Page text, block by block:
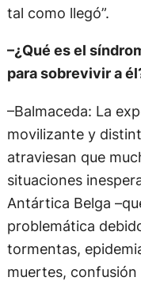
tal como llegó”.
–¿Qué es el
para sobrevivir a
–Balmaceda: La
movilizante y
atraviesan que
situaciones
Antártica Belga
problemática
tormentas,
muertes, confusión